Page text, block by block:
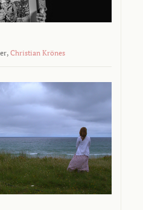
Christian Krönes